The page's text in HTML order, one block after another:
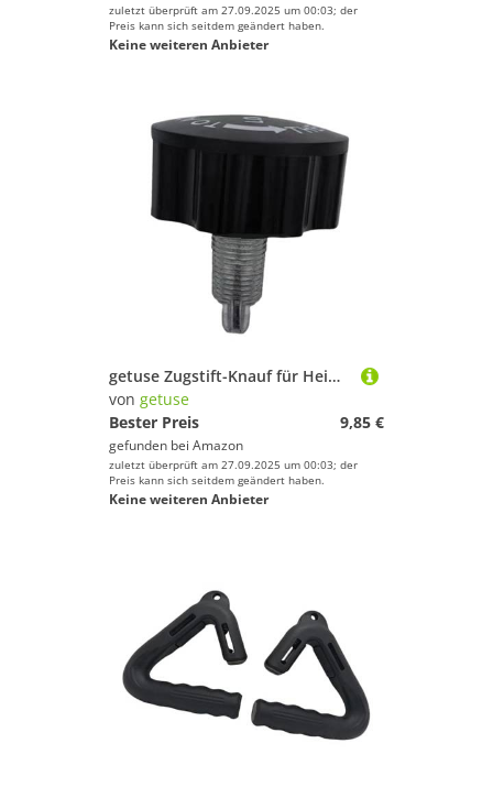
zuletzt überprüft am 27.09.2025 um 00:03; der
Preis kann sich seitdem geändert haben.
Keine weiteren Anbieter
getuse Zugstift-Knauf für Heimtrainer, 16 mm, Zugnadel, Federknauf, Höhenverstellung, Schraube, Ersatz für Indoor-Fahrräder, Höhe 5,8 cm, Schwarz
von getuse
Bester Preis
9,85 €
gefunden bei Amazon
zuletzt überprüft am 27.09.2025 um 00:03; der
Preis kann sich seitdem geändert haben.
Keine weiteren Anbieter